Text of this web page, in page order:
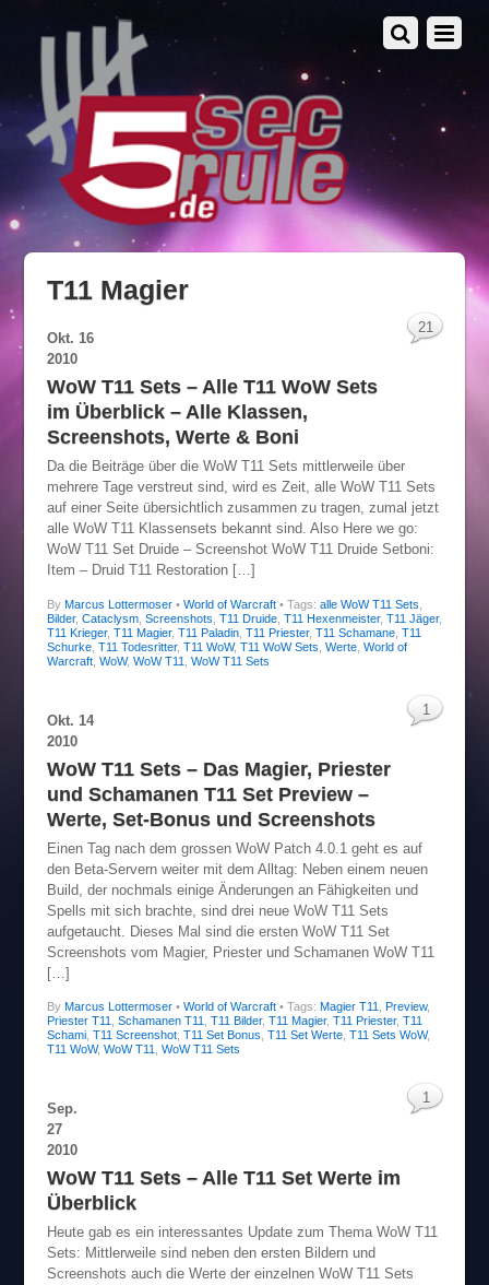
T11 Magier
Okt. 16
2010
WoW T11 Sets – Alle T11 WoW Sets
im Überblick – Alle Klassen,
Screenshots, Werte & Boni
Da die Beiträge über die WoW T11 Sets mittlerweile über
mehrere Tage verstreut sind, wird es Zeit, alle WoW T11 Sets
auf einer Seite übersichtlich zusammen zu tragen, zumal jetzt
alle WoW T11 Klassensets bekannt sind. Also Here we go:
WoW T11 Set Druide – Screenshot WoW T11 Druide Setboni:
Item – Druid T11 Restoration […]
By Marcus Lottermoser• World of Warcraft
21
• Tags: alle WoW T11 Sets
Bilder, Cataclysm, Screenshots T11 Druide, T11 Hexenmeister, T11 Jäger,
T11 Krieger, T11 Magier, T11 Paladin, T11 Priester, T11 Schamane, T11
Schurke, T11 Todesritter, T11 WoW, T11 WoW Sets Werte, World of
Warcraft, WoW, WoW T11 WoW T11 Sets
Okt. 14
2010
WoW T11 Sets – Das Magier, Priester
und Schamanen T11 Set Preview –
Werte, Set-Bonus und Screenshots
Einen Tag nach dem grossen WoW Patch 4.0.1 geht es auf
den Beta-Servern weiter mit dem Alltag: Neben einem neuen
Build, der nochmals einige Änderungen an Fähigkeiten und
Spells mit sich brachte, sind drei neue WoW T11 Sets
aufgetaucht. Dieses Mal sind die ersten WoW T11 Set
Screenshots vom Magier, Priester und Schamanen WoW T11
[…]
By Marcus Lottermoser• World of Warcraft
1
• Tags: Magier T11 Preview,
Priester T11
Schamanen T11 T11 Bilder, T11 Magier, T11 Priester, T11
Schami, T11 Screenshot, T11 Set Bonus T11 Set Werte, T11 Sets WoW,
T11 WoW, WoW T11 WoW T11 Sets
Sep.
27
2010
WoW T11 Sets – Alle T11 Set Werte im
Überblick
Heute gab es ein interessantes Update zum Thema WoW T11
Sets: Mittlerweile sind neben den ersten Bildern und
Screenshots auch die Werte der einzelnen WoW T11 Sets
1